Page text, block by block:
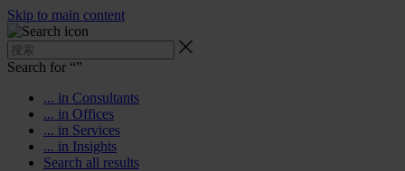
Skip to main content
Search for “”
... in Consultants
... in Offices
... in Services
... in Insights
Search all results